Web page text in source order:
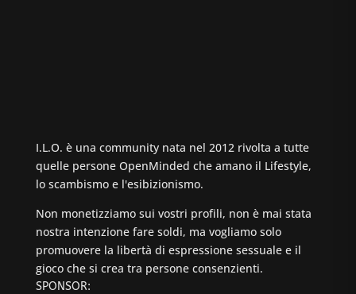
I.L.O. è una community nata nel 2012 rivolta a tutte
quelle persone OpenMinded che amano il Lifestyle,
lo scambismo e l'esibizionismo.
Non monetizziamo sui vostri profili, non è mai stata
nostra intenzione fare soldi, ma vogliamo solo
promuovere la libertà di espressione sessuale e il
gioco che si crea tra persone consenzienti.
SPONSOR: